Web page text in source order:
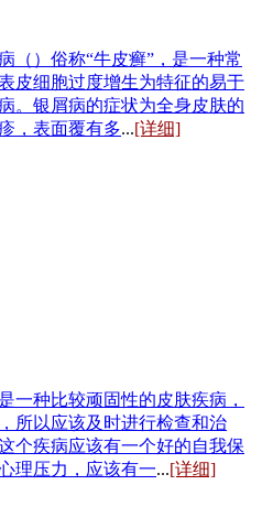
（）俗称“牛皮癣”，是一种常
皮细胞过度增生为特征的易于
。银屑病的症状为全身皮肤的
，表面覆有多...[详细]
一种比较顽固性的皮肤疾病，
所以应该及时进行检查和治
个疾病应该有一个好的自我保
理压力，应该有一...[详细]